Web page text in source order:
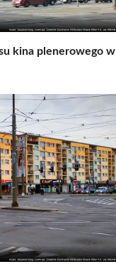
kina plenerowego w